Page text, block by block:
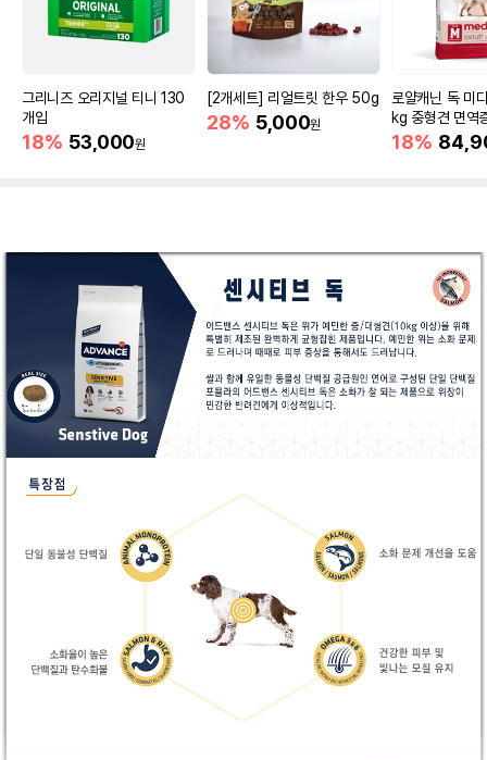
그리니즈 오리지널 티니 130
개입
18% 53,000원
[2개세트] 리얼트릿 한우 50g
28% 5,000원
로얄캐닌 독 미
kg 중형견 면역
18%